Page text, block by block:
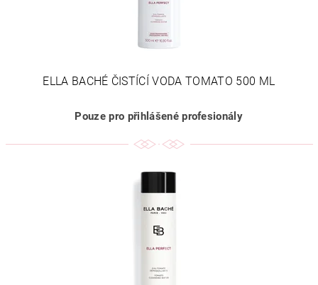
ELLA BACHÉ ČISTÍCÍ VODA TOMATO 500 ML
Pouze pro přihlášené profesionály